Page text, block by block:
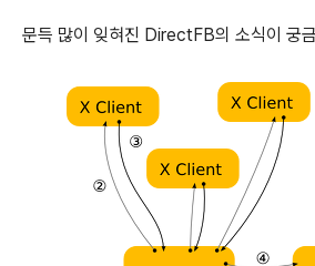
문득 많이 잊혀진 DirectFB의 소식이 궁